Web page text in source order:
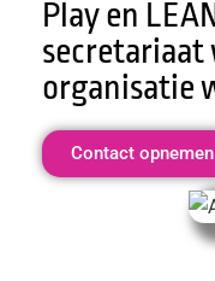
Play en
secretariaat
organisatie
Contact opnemen